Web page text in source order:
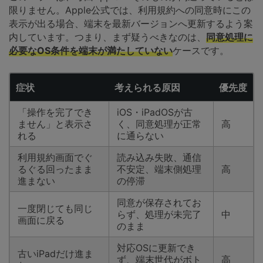
限りません。Apple公式では、利用規約への同意時にこの
表示が出る場合、端末を最新バージョンへ更新するよう案
内しています。つまり、まず疑うべきなのは、 同意処理に
必要なOS条件を端末が満たしていないケースです。
症状 考えられる原因 優先度
「操作を完了でき
ません」と表示さ
れる
iOS・iPadOSが古
く、同意処理が正常
に通らない
高
利用規約画面でぐ
るぐる回ったまま
進まない
読み込み失敗、通信
不安定、端末側処理
の停滞
高
一度閉じても同じ
画面に戻る
同意が保存されてお
らず、処理が未完了
のまま
中
古いiPadだけ進ま
対応OSに更新でき
ず、端末世代がボト
高